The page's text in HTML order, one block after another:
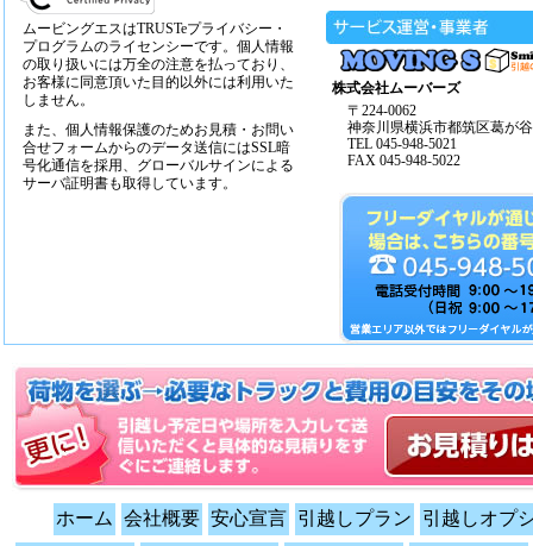
ムービングエスはTRUSTeプライバシー・
プログラムのライセンシーです。個人情報
の取り扱いには万全の注意を払っており、
お客様に同意頂いた目的以外には利用いた
しません。
また、個人情報保護のためお見積・お問い
合せフォームからのデータ送信にはSSL暗
号化通信を採用、グローバルサインによる
サーバ証明書も取得しています。
株式会社ムーバーズ
〒224-0062
神奈川県横浜市都筑区葛が
TEL 045-948-5021
FAX 045-948-5022
ホーム 会社概要 安心宣言 引越しプラン
引越しオプ